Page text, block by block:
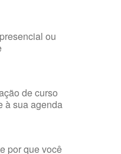
ou
de curso
à sua agenda
por que você
a língua